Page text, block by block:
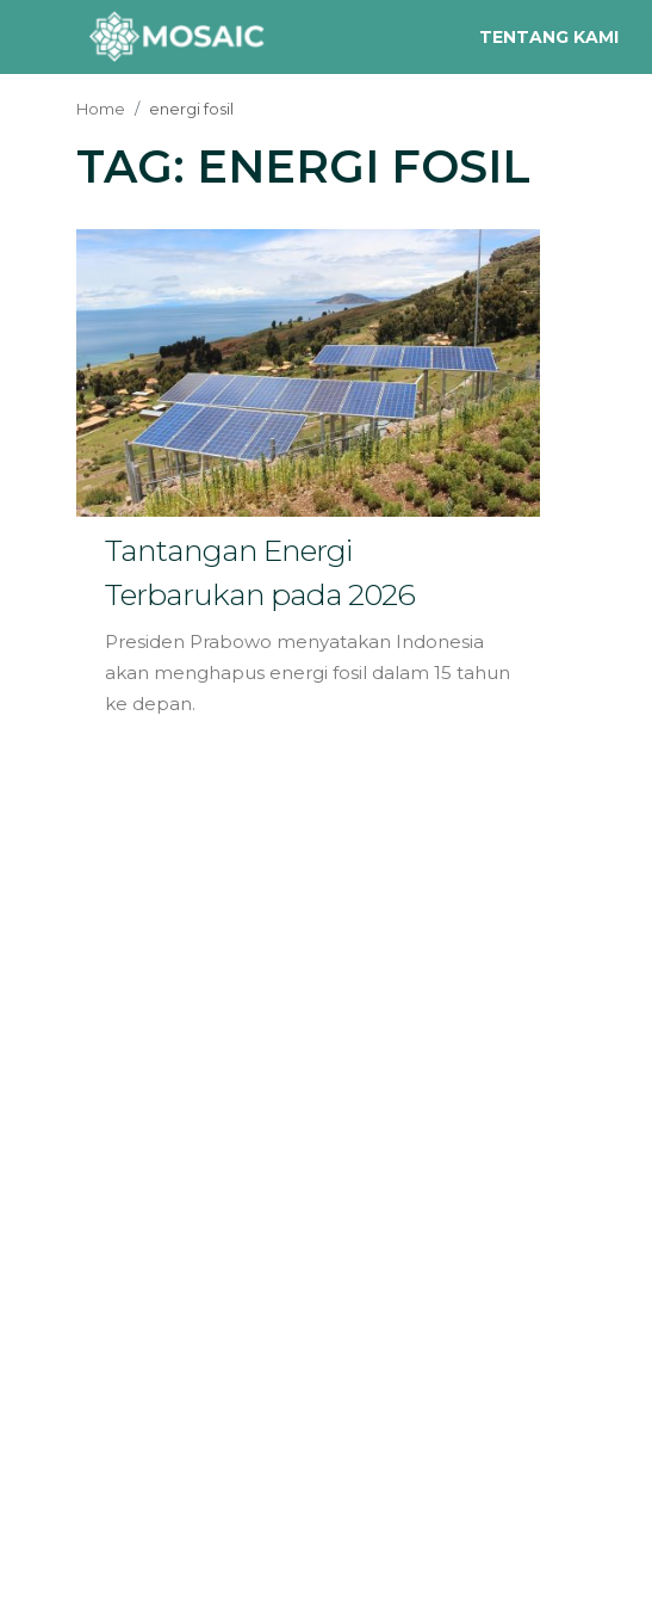
TENTANG KAMI
Contact
Risalah
Team Kami
Inisiatif
Sorotan Berita
Bahasa
Home energi fosil
TAG: ENERGI FOSIL
Tantangan Energi
Terbarukan pada 2026
Presiden Prabowo menyatakan Indonesia
akan menghapus energi fosil dalam 15 tahun
ke depan.